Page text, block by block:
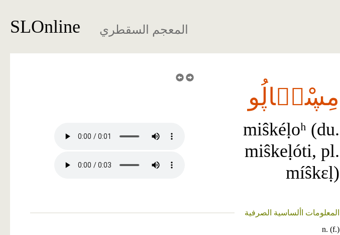
SLOnline المعجم السقطري
مِڛْكٞاڸُو
miŝkéḷoʰ (du.
miŝkeḷóti, pl.
míŝkɛḷ)
المعلومات األساسية الصرفية
n. (f.)